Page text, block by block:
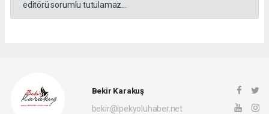
editörü sorumlu tutulamaz...
Bekir Karakuş
bekir@ipekyoluhaber.net